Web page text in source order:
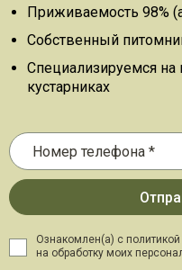
Приживаемость 98%
Собственный
Специализируемся
кустарниках
Ознакомлен(а) с
на обработку моих